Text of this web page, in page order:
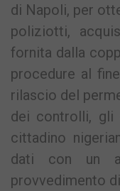
di Napoli, per
poliziotti,
fornita dalla
procedure al
rilascio del
dei controlli,
cittadino
dati con un
provvedimento